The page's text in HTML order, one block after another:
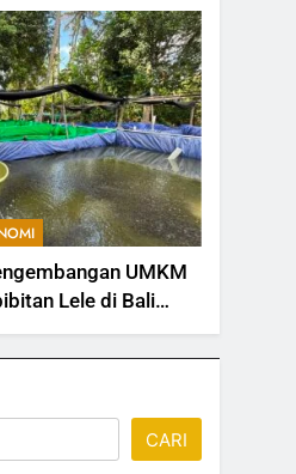
UMKM
Lele di Bali
Produksi
CARI